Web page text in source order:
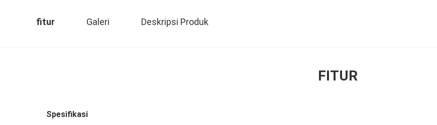
fitur Galeri Deskripsi Produk
FITUR
Spesifikasi